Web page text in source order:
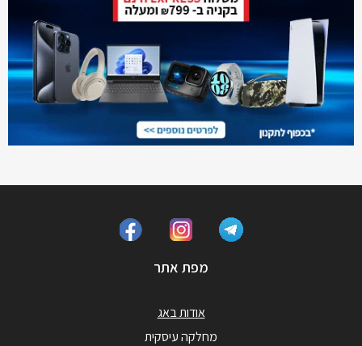
מפת אתר
אודות באג
מחלקה עיסקית